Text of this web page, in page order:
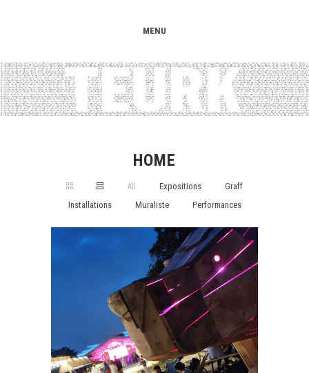
MENU
HOME
All Expositions
Graff
Installations
Muraliste Performances